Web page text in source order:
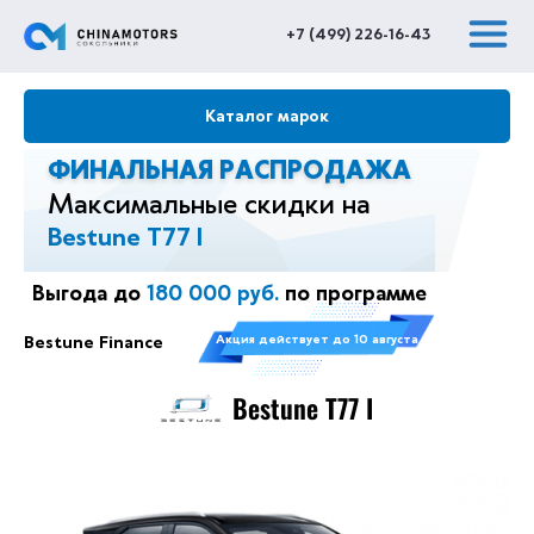
+7 (499) 226-16-43
Каталог марок
Changan Exeed CHERY
Geely Haval Hyundai
ФИНАЛЬНАЯ РАСПРОДАЖА
Максимальные скидки на
Bestune T77 I
Выгода до 180 000 руб. по программе
Bestune Finance Акция действует до 10 августа
Bestune T77 I